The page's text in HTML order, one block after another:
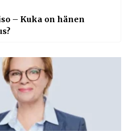
– Kuka on hänen